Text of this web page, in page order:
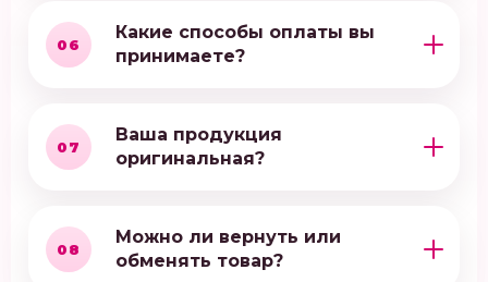
06
Какие способы оплаты вы
принимаете?
07
Ваша продукция
оригинальная?
08
Можно ли вернуть или
обменять товар?